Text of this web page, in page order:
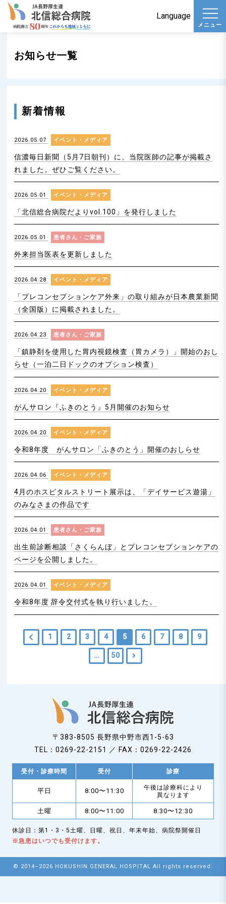
Language
t
o
g
t
n
メニュー
お知らせ一覧
新着情報
2026.05.07 イベント・メディア
信濃毎日新聞（5月7日朝刊）に、当院医師の記事が掲載さ
れました。ぜひご覧ください。
2026.05.01 イベント・メディア
「北信総合病院だよりvol.100」を発行しました
2026.05.01 患者さん・ご家族
外来担当医表を更新しました
2026.04.28 イベント・メディア
「プレコンセプションケア外来」の取り組みが日本農業新聞
（全国版）に掲載されました。
2026.04.23 患者さん・ご家族
「鎮静剤を使用した胃内視鏡検査（胃カメラ）」開始のおし
らせ（一泊二日ドックのオプション検査）
2026.04.20 イベント・メディア
がんサロン『ふきのとう』5月開催のお知らせ
2026.04.20 イベント・メディア
令和8年度 がんサロン「ふきのとう」開催のおしらせ
2026.04.06 イベント・メディア
4月のホスピタルストリート展示は、「デイサービス遊湯」
のみなさまの作品です
2026.04.01 患者さん・ご家族
出生前診断相談「さくらんぼ」とプレコンセプションケアの
ページを公開しました。
2026.04.01 イベント・メディア
令和8年度 辞令交付式を執り行いました。
1 2 3 4 5 6 7 8 9
… 50
〒383-8505 長野県中野市西1-5-63
TEL：0269-22-2151 ／ FAX：0269-22-2426
受付・診療時間 受付 診療
平日 8:00〜11:30
午後は診療科により
異なります
土曜 8:00〜11:00 8:30〜12:30
休診日：第1・3・5土曜、日曜、祝日、年末年始、病院祭開催日
※急患はいつでも受付けます。
© 2014–2026 HOKUSHIN GENERAL HOSPITAL All rights reserved.